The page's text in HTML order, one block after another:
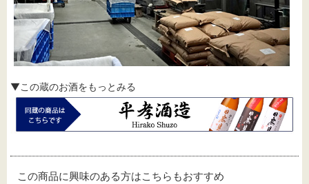
▼この蔵のお酒をもっとみる
この商品に興味のある方はこちらもおすすめ